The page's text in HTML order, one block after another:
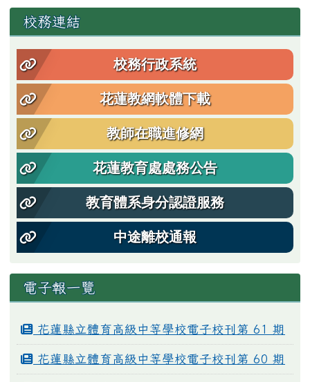
左邊區域內容
校務連結
校務行政系統
花蓮教網軟體下載
教師在職進修網
花蓮教育處處務公告
教育體系身分認證服務
中途離校通報
電子報一覽
花蓮縣立體育高級中等學校電子校刊第 61 期
花蓮縣立體育高級中等學校電子校刊第 60 期